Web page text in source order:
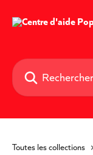
Rechercher un
Toutes les collections